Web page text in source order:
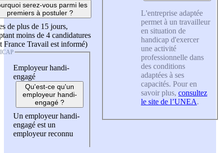
serez-vous parmi les
premiers à postuler ?
de plus de 15 jours,
moins de 4 candidatures
France Travail est informé)
Employeur handi-
engagé
Qu'est-ce qu'un
employeur handi-
engagé ?
Un employeur handi-
engagé est un
employeur reconnu
L'entreprise adaptée
permet à un travailleur
en situation de
handicap d'exercer
une activité
professionnelle dans
des conditions
adaptées à ses
capacités. Pour en
savoir plus, consultez
le site de l’UNEA.